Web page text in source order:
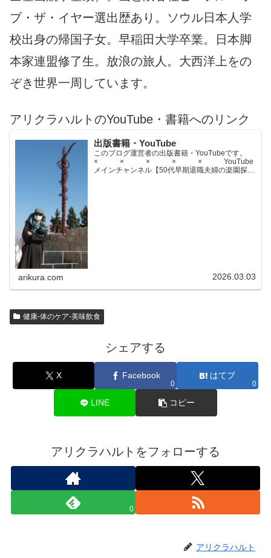
ブ・ザ・イヤー選出歴あり。ソウル日本人学
校出身の帰国子女。早稲田大学卒業。日本脚
本家連盟修了生。放浪の旅人。大西洋上をの
ぞき世界一周しています。
アリクラハルトのYouTube・書籍へのリンク
出版書籍・YouTube
このブログ運営者の出版書籍・YouTubeです。
× × × × × YouTube
メインチャンネル【50代早期退職夫婦の楽園探求
arikura.com 2026.03.03
健康-体のケア-美味飲食
シェアする
X Facebook
0
はてブ
0
LINE コピー
アリクラハルトをフォローする
0
アリクラハルト